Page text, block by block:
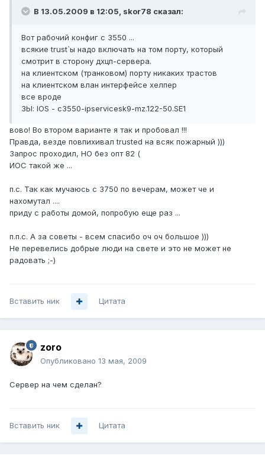
В 13.05.2009 в 12:05, skor78 сказал:
Вот рабочий конфиг с 3550 ...
всякие trust`ы надо включать на том порту, который
смотрит в сторону дхцп-сервера.
на клиентском (транковом) порту никаких трастов
на клиентском влан интерфейсе хелпер
все вроде
ЗЫ: IOS - c3550-ipservicesk9-mz.122-50.SE1
вово! Во втором варианте я так и пробовал !!!
Правда, везде повпихивал trusted на всяк пожарный )))
Запрос проходил, НО без опт 82 (
ИОС такой же ...
п.с. Так как мучаюсь с 3750 по вечерам, может че и
нахомутал ....
приду с работы домой, попробую еще раз ...
п.п.с. А за советы - всем спасибо оч оч большое )))
Не перевелись добрые люди на свете и это не может не
радовать ;-)
Вставить ник Цитата
zoro
Опубликовано 13 мая, 2009
Сервер на чем сделан?
Вставить ник Цитата